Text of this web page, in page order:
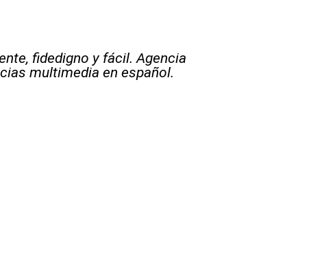
fidedigno y fácil. Agencia
multimedia en español.